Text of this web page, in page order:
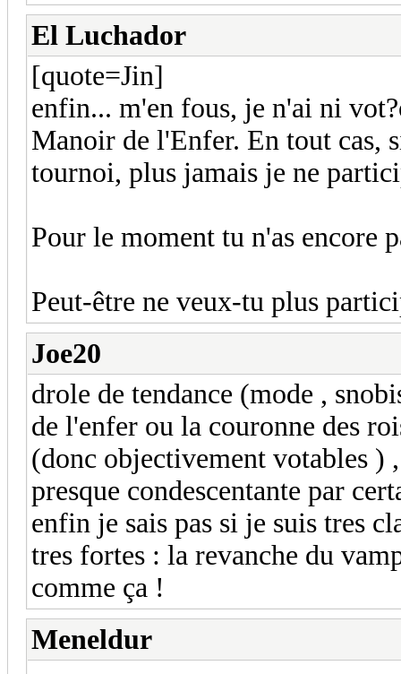
El Luchador
[quote=Jin]
enfin... m'en fous, je n'ai ni
Manoir de l'Enfer. En tout cas,
tournoi, plus jamais je ne
Pour le moment tu n'as encore
Peut-être ne veux-tu plus
Joe20
drole de tendance (mode ,
de l'enfer ou la couronne des
(donc objectivement votables )
presque condescentante par
enfin je sais pas si je suis tres
tres fortes : la revanche du
comme ça !
Meneldur